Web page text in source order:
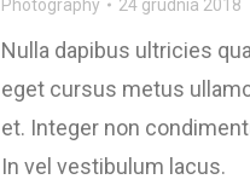
Photography 24 grudnia 2018
Nulla dapibus ultricies
eget cursus metus
et. Integer non
In vel vestibulum lacus.